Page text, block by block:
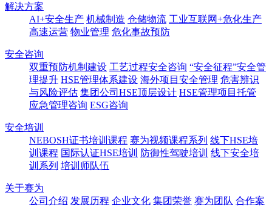
解决方案
AI+安全生产 机械制造 仓储物流 工业互联网+危化生产
高速运营 物业管理 危化事故预防
安全咨询
双重预防机制建设 工艺过程安全咨询 “安全征程”安全管
理提升 HSE管理体系建设 海外项目安全管理 危害辨识
与风险评估 集团公司HSE顶层设计 HSE管理项目托管
应急管理咨询 ESG咨询
安全培训
NEBOSH证书培训课程 赛为视频课程系列 线下HSE培
训课程 国际认证HSE培训 防御性驾驶培训 线下安全培
训系列 培训师队伍
关于赛为
公司介绍 发展历程 企业文化 集团荣誉 赛为团队 合作案